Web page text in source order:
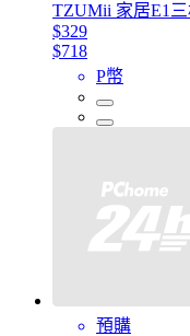
TZUMii 家居E1
$329
$718
P幣
預購